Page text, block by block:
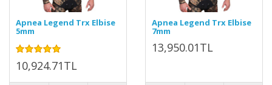
Apnea Legend Trx Elbise
5mm
10,924.71TL
Apnea Legend Trx Elbise
7mm
13,950.01TL